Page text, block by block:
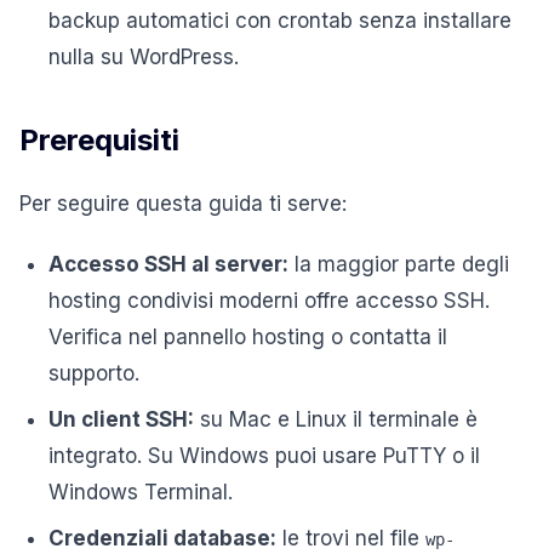
backup automatici con crontab senza installare
nulla su WordPress.
Prerequisiti
Per seguire questa guida ti serve:
Accesso SSH al server: la maggior parte degli
hosting condivisi moderni offre accesso SSH.
Verifica nel pannello hosting o contatta il
supporto.
Un client SSH: su Mac e Linux il terminale è
integrato. Su Windows puoi usare PuTTY o il
Windows Terminal.
Credenziali database: le trovi nel file wp-